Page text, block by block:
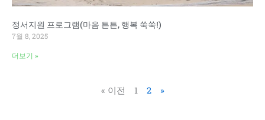
정서지원 프로그램(마음 튼튼, 행복 쑥쑥!)
7월 8, 2025
더보기 »
« 이전 1 2 »